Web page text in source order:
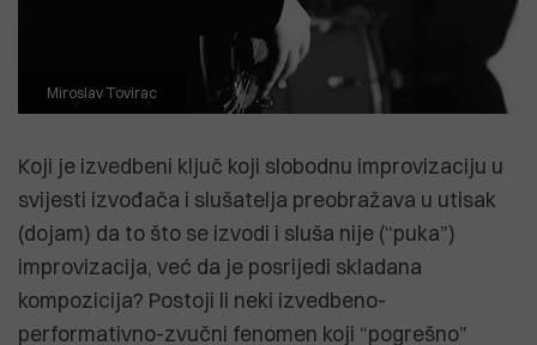
Miroslav Tovirac
Koji je izvedbeni ključ koji slobodnu improvizaciju u
svijesti izvođača i slušatelja preobražava u utisak
(dojam) da to što se izvodi i sluša nije (“puka”)
improvizacija, već da je posrijedi skladana
kompozicija? Postoji li neki izvedbeno-
performativno-zvučni fenomen koji “pogrešno”